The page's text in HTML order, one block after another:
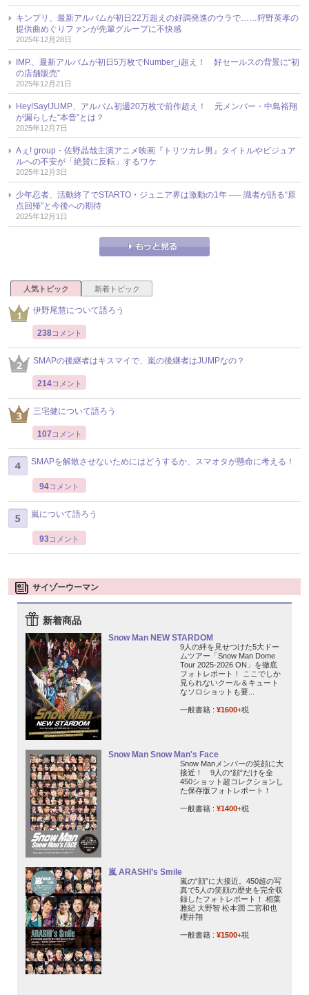
キンプリ、最新アルバムが初日22万超えの好調発進のウラで……狩野英孝の
提供曲めぐりファンが先輩グループに不快感
2025年12月28日
IMP.、最新アルバムが初日5万枚でNumber_i超え！ 好セールスの背景に“初
の店舗販売”
2025年12月21日
Hey!Say!JUMP、アルバム初週20万枚で前作超え！ 元メンバー・中島裕翔
が漏らした“本音”とは？
2025年12月7日
Aぇ! group・佐野晶哉主演アニメ映画『トリツカレ男』タイトルやビジュア
ルへの不安が「絶賛に反転」するワケ
2025年12月3日
少年忍者、活動終了でSTARTO・ジュニア界は激動の1年 ── 識者が語る“原
点回帰”と今後への期待
2025年12月1日
人気トピック 新着トピック
伊野尾慧について語ろう
238コメント
SMAPの後継者はキスマイで、嵐の後継者はJUMPなの？
214コメント
三宅健について語ろう
107 コメント
SMAPを解散させないためにはどうするか、スマオタが懸命に考える！
94コメント
嵐について語ろう
93コメント
サイゾーウーマン
新着商品
Snow Man NEW STARDOM
9人の絆を見せつけた5大ドー
ムツアー「Snow Man Dome
Tour 2025-2026 ON」を徹底
フォトレポート！ ここでしか
見られないクール＆キュート
なソロショットも要...
一般書籍 : ¥1600+税
Snow Man Snow Man's Face
Snow Manメンバーの笑顔に大
接近！ 9人の“顔”だけを全
450ショット超コレクションし
た保存版フォトレポート！
一般書籍 : ¥1400+税
嵐 ARASHI’s Smile
嵐の“顔”に大接近。450超の写
真で5人の笑顔の歴史を完全収
録したフォトレポート！ 相葉
雅紀 大野智 松本潤 二宮和也
櫻井翔
一般書籍 : ¥1500+税